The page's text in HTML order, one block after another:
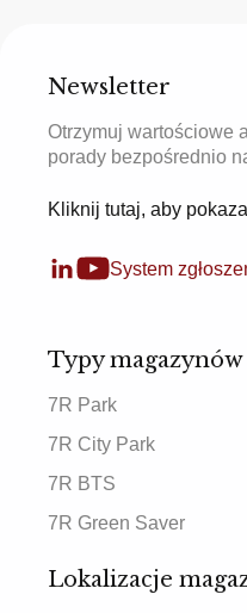
Newsletter
Otrzymuj wartościowe
porady bezpośrednio
Kliknij tutaj, aby
System
Typy magazynów
7R Park
7R City Park
7R BTS
7R Green Saver
Lokalizacje